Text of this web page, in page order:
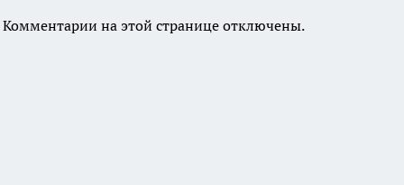
Комментарии на этой странице отключены.